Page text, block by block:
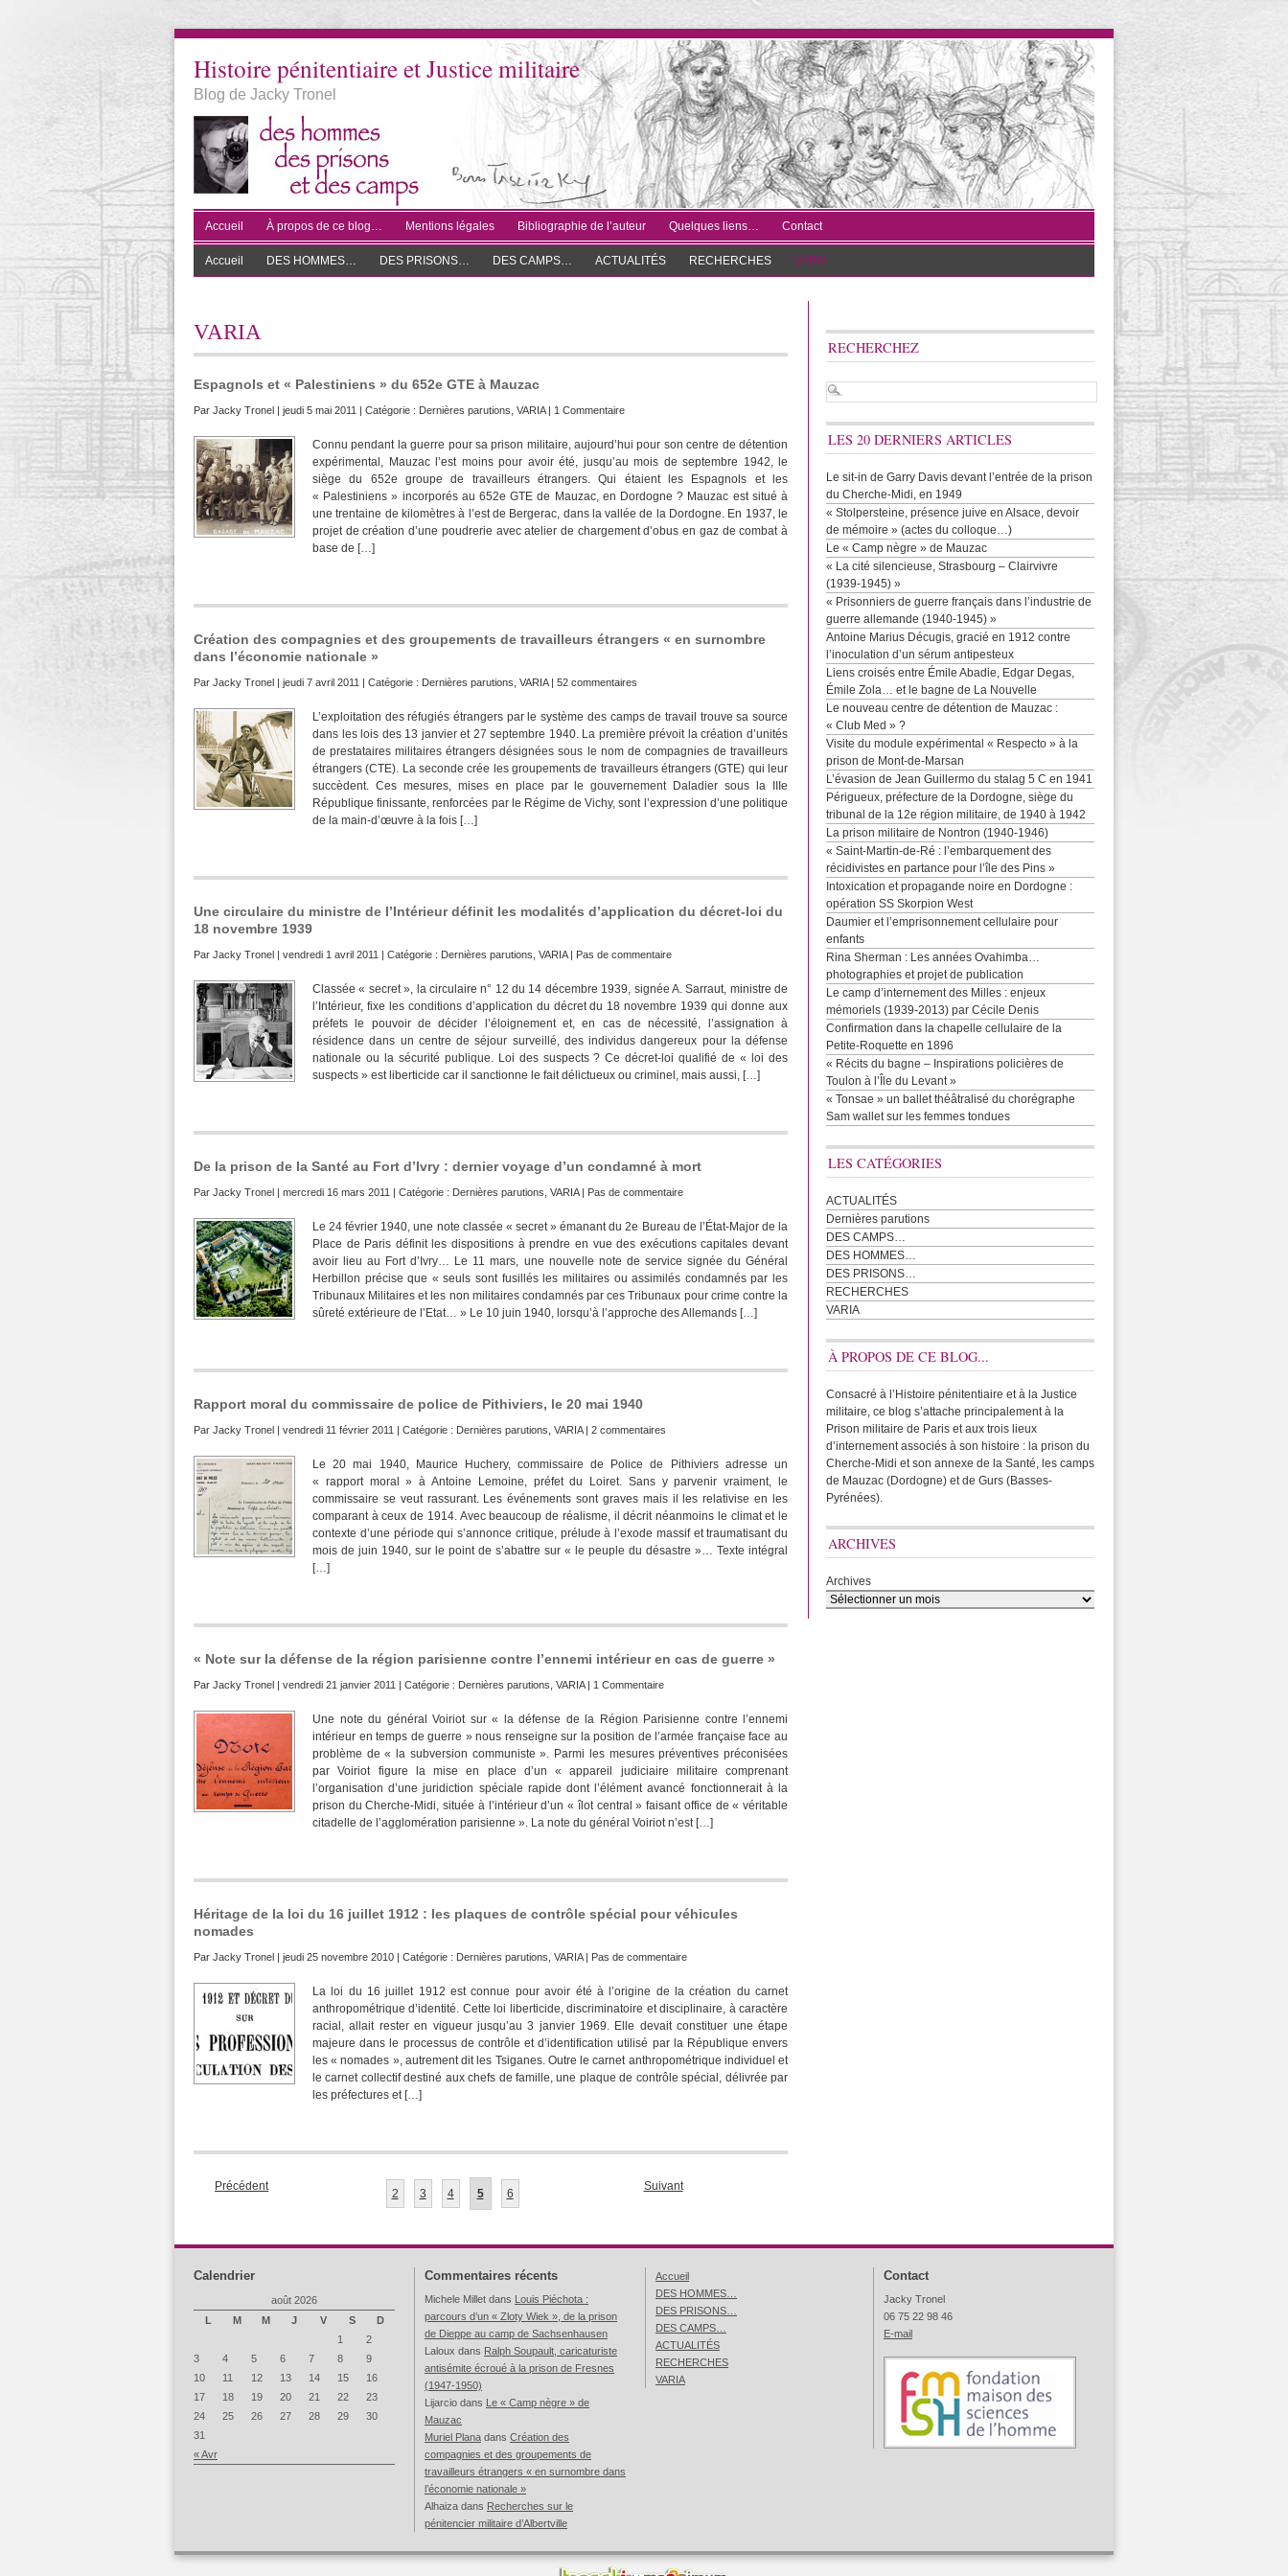
Histoire pénitentiaire et Justice militaire
Blog de Jacky Tronel
Accueil À propos de ce blog… Mentions légales Bibliographie de l’auteur Quelques liens… Contact
Accueil DES HOMMES… DES PRISONS… DES CAMPS… ACTUALITÉS RECHERCHES VARIA
VARIA
Espagnols et « Palestiniens » du 652e GTE à Mauzac
Par Jacky Tronel | jeudi 5 mai 2011 | Catégorie : Dernières parutions VARIA| 1 Commentaire
Connu pendant la guerre pour sa prison militaire, aujourd’hui pour son centre de détention
expérimental, Mauzac l’est moins pour avoir été, jusqu’au mois de septembre 1942, le
siège du 652e groupe de travailleurs étrangers. Qui étaient les Espagnols et les
« Palestiniens » incorporés au 652e GTE de Mauzac, en Dordogne ? Mauzac est situé à
une trentaine de kilomètres à l’est de Bergerac, dans la vallée de la Dordogne. En 1937, le
projet de création d’une poudrerie avec atelier de chargement d’obus en gaz de combat à
base de […]
Création des compagnies et des groupements de travailleurs étrangers « en surnombre
dans l’économie nationale »
Par Jacky Tronel | jeudi 7 avril 2011 | Catégorie : Dernières parutions VARIA| 52 commentaires
L’exploitation des réfugiés étrangers par le système des camps de travail trouve sa source
dans les lois des 13 janvier et 27 septembre 1940. La première prévoit la création d’unités
de prestataires militaires étrangers désignées sous le nom de compagnies de travailleurs
étrangers (CTE). La seconde crée les groupements de travailleurs étrangers (GTE) qui leur
succèdent. Ces mesures, mises en place par le gouvernement Daladier sous la IIIe
République finissante, renforcées par le Régime de Vichy, sont l’expression d’une politique
de la main-d’œuvre à la fois […]
Une circulaire du ministre de l’Intérieur définit les modalités d’application du décret-loi du
18 novembre 1939
Par Jacky Tronel | vendredi 1 avril 2011 | Catégorie : Dernières parutions VARIA| Pas de commentaire
Classée « secret », la circulaire n° 12 du 14 décembre 1939, signée A. Sarraut, ministre de
l’Intérieur, fixe les conditions d’application du décret du 18 novembre 1939 qui donne aux
préfets le pouvoir de décider l’éloignement et, en cas de nécessité, l’assignation à
résidence dans un centre de séjour surveillé, des individus dangereux pour la défense
nationale ou la sécurité publique. Loi des suspects ? Ce décret-loi qualifié de « loi des
suspects » est liberticide car il sanctionne le fait délictueux ou criminel, mais aussi, […]
De la prison de la Santé au Fort d’Ivry : dernier voyage d’un condamné à mort
Par Jacky Tronel | mercredi 16 mars 2011 | Catégorie : Dernières parutions VARIA| Pas de commentaire
Le 24 février 1940, une note classée « secret » émanant du 2e Bureau de l’État-Major de la
Place de Paris définit les dispositions à prendre en vue des exécutions capitales devant
avoir lieu au Fort d’Ivry… Le 11 mars, une nouvelle note de service signée du Général
Herbillon précise que « seuls sont fusillés les militaires ou assimilés condamnés par les
Tribunaux Militaires et les non militaires condamnés par ces Tribunaux pour crime contre la
sûreté extérieure de l’Etat… » Le 10 juin 1940, lorsqu’à l’approche des Allemands […]
Rapport moral du commissaire de police de Pithiviers, le 20 mai 1940
Par Jacky Tronel | vendredi 11 février 2011 | Catégorie : Dernières parutions VARIA| 2 commentaires
Le 20 mai 1940, Maurice Huchery, commissaire de Police de Pithiviers adresse un
« rapport moral » à Antoine Lemoine, préfet du Loiret. Sans y parvenir vraiment, le
commissaire se veut rassurant. Les événements sont graves mais il les relativise en les
comparant à ceux de 1914. Avec beaucoup de réalisme, il décrit néanmoins le climat et le
contexte d’une période qui s’annonce critique, prélude à l’exode massif et traumatisant du
mois de juin 1940, sur le point de s’abattre sur « le peuple du désastre »… Texte intégral
[…]
« Note sur la défense de la région parisienne contre l’ennemi intérieur en cas de guerre »
Par Jacky Tronel | vendredi 21 janvier 2011 | Catégorie : Dernières parutions VARIA| 1 Commentaire
Une note du général Voiriot sur « la défense de la Région Parisienne contre l’ennemi
intérieur en temps de guerre » nous renseigne sur la position de l’armée française face au
problème de « la subversion communiste ». Parmi les mesures préventives préconisées
par Voiriot figure la mise en place d’un « appareil judiciaire militaire comprenant
l’organisation d’une juridiction spéciale rapide dont l’élément avancé fonctionnerait à la
prison du Cherche-Midi, située à l’intérieur d’un « îlot central » faisant office de « véritable
citadelle de l’agglomération parisienne ». La note du général Voiriot n’est […]
Héritage de la loi du 16 juillet 1912 : les plaques de contrôle spécial pour véhicules
nomades
Par Jacky Tronel | jeudi 25 novembre 2010 | Catégorie : Dernières parutions VARIA| Pas de commentaire
La loi du 16 juillet 1912 est connue pour avoir été à l’origine de la création du carnet
anthropométrique d’identité. Cette loi liberticide, discriminatoire et disciplinaire, à caractère
racial, allait rester en vigueur jusqu’au 3 janvier 1969. Elle devait constituer une étape
majeure dans le processus de contrôle et d’identification utilisé par la République envers
les « nomades », autrement dit les Tsiganes. Outre le carnet anthropométrique individuel et
le carnet collectif destiné aux chefs de famille, une plaque de contrôle spécial, délivrée par
les préfectures et […]
Précédent
2 3 4 5 6
Suivant
RECHERCHEZ
LES 20 DERNIERS ARTICLES
Le sit-in de Garry Davis devant l’entrée de la prison
du Cherche-Midi, en 1949
« Stolpersteine, présence juive en Alsace, devoir
de mémoire » (actes du colloque…)
Le « Camp nègre » de Mauzac
« La cité silencieuse, Strasbourg – Clairvivre
(1939-1945) »
« Prisonniers de guerre français dans l’industrie de
guerre allemande (1940-1945) »
Antoine Marius Décugis, gracié en 1912 contre
l’inoculation d’un sérum antipesteux
Liens croisés entre Émile Abadie, Edgar Degas,
Émile Zola… et le bagne de La Nouvelle
Le nouveau centre de détention de Mauzac :
« Club Med » ?
Visite du module expérimental « Respecto » à la
prison de Mont-de-Marsan
L’évasion de Jean Guillermo du stalag 5 C en 1941
Périgueux, préfecture de la Dordogne, siège du
tribunal de la 12e région militaire, de 1940 à 1942
La prison militaire de Nontron (1940-1946)
« Saint-Martin-de-Ré : l’embarquement des
récidivistes en partance pour l’île des Pins »
Intoxication et propagande noire en Dordogne :
opération SS Skorpion West
Daumier et l’emprisonnement cellulaire pour
enfants
Rina Sherman : Les années Ovahimba…
photographies et projet de publication
Le camp d’internement des Milles : enjeux
mémoriels (1939-2013) par Cécile Denis
Confirmation dans la chapelle cellulaire de la
Petite-Roquette en 1896
« Récits du bagne – Inspirations policières de
Toulon à l’Île du Levant »
« Tonsae » un ballet théâtralisé du chorégraphe
Sam wallet sur les femmes tondues
LES CATÉGORIES
ACTUALITÉS
Dernières parutions
DES CAMPS…
DES HOMMES…
DES PRISONS…
RECHERCHES
VARIA
À PROPOS DE CE BLOG...
Consacré à l’Histoire pénitentiaire et à la Justice
militaire, ce blog s’attache principalement à la
Prison militaire de Paris et aux trois lieux
d’internement associés à son histoire : la prison du
Cherche-Midi et son annexe de la Santé, les camps
de Mauzac (Dordogne) et de Gurs (Basses-
Pyrénées).
ARCHIVES
Archives
Calendrier
août 2026
L
M M J V S D
« Avr
1
2
3
4 5 6 7 8
9
10
11 12 13 14 15
16
17
18 19 20 21 22
23
24
25 26 27 28 29
30
31
Commentaires récents
Michele Millet dans Louis Piéchota :
parcours d’un « Zloty Wiek », de la prison
de Dieppe au camp de Sachsenhausen
Laloux dans Ralph Soupault, caricaturiste
antisémite écroué à la prison de Fresnes
(1947-1950)
Lijarcio dans Le « Camp nègre » de
Mauzac
Muriel Plana dans Création des
compagnies et des groupements de
travailleurs étrangers « en surnombre dans
l’économie nationale »
Alhaiza dans Recherches sur le
pénitencier militaire d’Albertville
Accueil
DES HOMMES…
DES PRISONS…
DES CAMPS…
ACTUALITÉS
RECHERCHES
VARIA
Contact
Jacky Tronel
06 75 22 98 46
E-mail